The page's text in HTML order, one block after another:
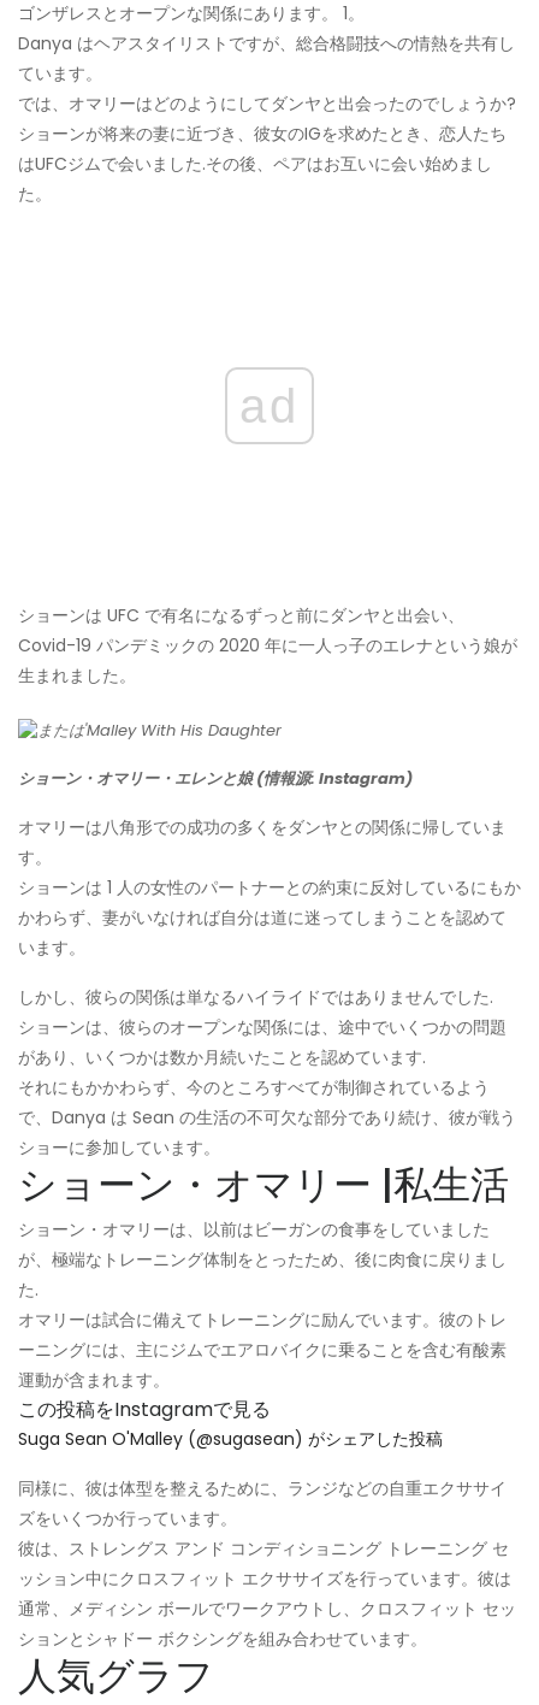
ゴンザレスとオープンな関係にあります。 1。
Danya はヘアスタイリストですが、総合格闘技への情熱を共有し
ています。
では、オマリーはどのようにしてダンヤと出会ったのでしょうか?
ショーンが将来の妻に近づき、彼女のIGを求めたとき、恋人たち
はUFCジムで会いました.その後、ペアはお互いに会い始めまし
た。
ad
ショーンは UFC で有名になるずっと前にダンヤと出会い、
Covid-19 パンデミックの 2020 年に一人っ子のエレナという娘が
生まれました。
ショーン・オマリー・エレンと娘 (情報源: Instagram)
オマリーは八角形での成功の多くをダンヤとの関係に帰していま
す。
ショーンは 1 人の女性のパートナーとの約束に反対しているにもか
かわらず、妻がいなければ自分は道に迷ってしまうことを認めて
います。
しかし、彼らの関係は単なるハイライドではありませんでした.
ショーンは、彼らのオープンな関係には、途中でいくつかの問題
があり、いくつかは数か月続いたことを認めています.
それにもかかわらず、今のところすべてが制御されているよう
で、Danya は Sean の生活の不可欠な部分であり続け、彼が戦う
ショーに参加しています。
ショーン・オマリー |私生活
ショーン・オマリーは、以前はビーガンの食事をしていました
が、極端なトレーニング体制をとったため、後に肉食に戻りまし
た.
オマリーは試合に備えてトレーニングに励んでいます。彼のトレ
ーニングには、主にジムでエアロバイクに乗ることを含む有酸素
運動が含まれます。
この投稿をInstagramで見る
Suga Sean O'Malley (@sugasean) がシェアした投稿
同様に、彼は体型を整えるために、ランジなどの自重エクササイ
ズをいくつか行っています。
彼は、ストレングス アンド コンディショニング トレーニング セ
ッション中にクロスフィット エクササイズを行っています。彼は
通常、メディシン ボールでワークアウトし、クロスフィット セッ
ションとシャドー ボクシングを組み合わせています。
人気グラフ